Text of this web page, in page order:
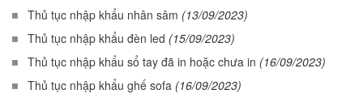
Thủ tục nhập khẩu nhân sâm (13/09/2023)
Thủ tục nhập khẩu đèn led (15/09/2023)
Thủ tục nhập khẩu sổ tay đã in hoặc chưa in (16/09/2023)
Thủ tục nhập khẩu ghế sofa (16/09/2023)